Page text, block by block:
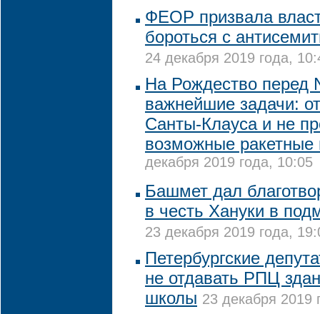
ФЕОР призвала
бороться с
24 декабря 2019 года,
На Рождество перед
важнейшие задачи:
Санты-Клауса и не
возможные
декабря 2019 года, 10:05
Башмет дал
в честь Хануки в
23 декабря 2019 года,
Петербургские
не отдавать РПЦ
школы 23 декабря 2019